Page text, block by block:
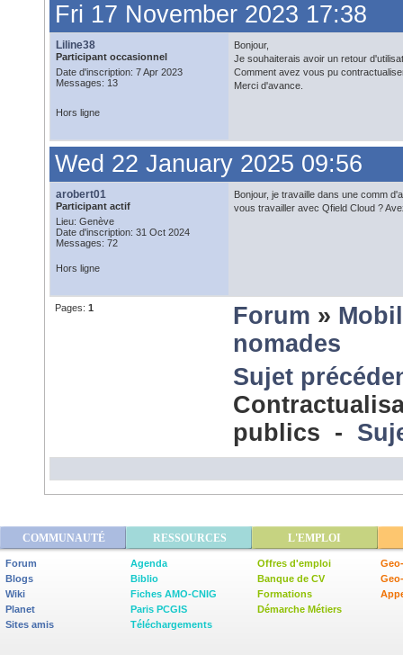
Fri 17 November 2023 17:38
Liline38
Participant occasionnel
Date d'inscription: 7 Apr 2023
Messages: 13
Bonjour,
Je souhaiterais avoir un retour
Comment avez vous pu
Merci d'avance.
Hors ligne
Wed 22 January 2025 09:56
arobert01
Participant actif
Lieu: Genève
Date d'inscription: 31 Oct 2024
Messages: 72
Bonjour, je travaille dans une comm
vous travailler avec Qfield Cloud ?
Hors ligne
Pages: 1 Forum »
nomades
Sujet
publics -
COMMUNAUTÉ RESSOURCES L'EMPLOI
Forum
Blogs
Wiki
Planet
Sites amis
Agenda
Biblio
Fiches AMO-CNIG
Paris PCGIS
Téléchargements
Offres d'emploi
Banque de CV
Formations
Démarche Métiers